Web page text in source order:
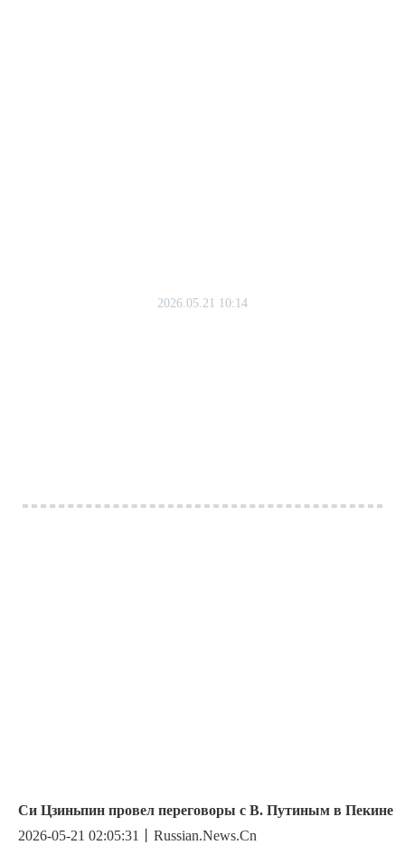
2026.05.21 10:14
Си Цзиньпин провел переговоры с В. Путиным в Пекине
2026-05-21 02:05:31丨Russian.News.Cn